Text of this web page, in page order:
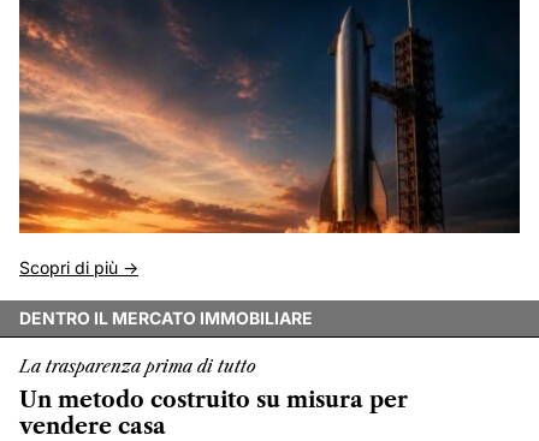
Scopri di più ->
DENTRO IL MERCATO IMMOBILIARE
La trasparenza prima di tutto
Un metodo costruito su misura per
vendere casa